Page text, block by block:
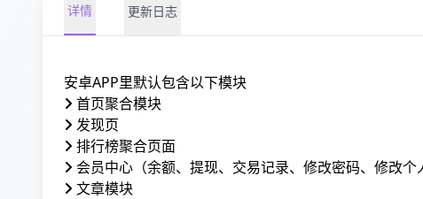
详情 更新日志
安卓APP里默认包含以下模块
首页聚合模块
发现页
排行榜聚合页面
会员中心（余额、提现、交易记录、修改密码、修改个
文章模块